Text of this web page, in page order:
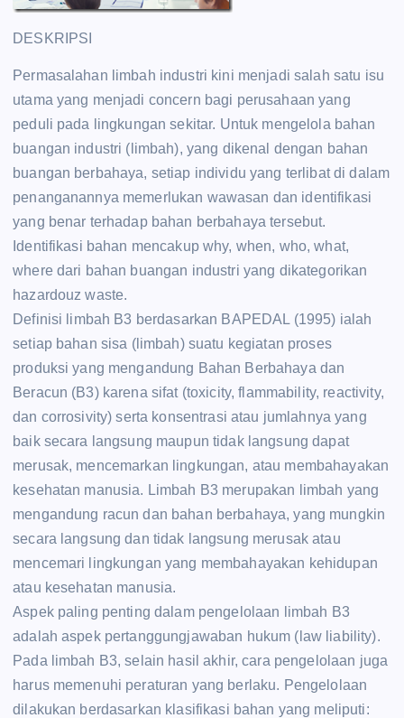
DESKRIPSI
Permasalahan limbah industri kini menjadi salah satu isu
utama yang menjadi concern bagi perusahaan yang
peduli pada lingkungan sekitar. Untuk mengelola bahan
buangan industri (limbah), yang dikenal dengan bahan
buangan berbahaya, setiap individu yang terlibat di dalam
penanganannya memerlukan wawasan dan identifikasi
yang benar terhadap bahan berbahaya tersebut.
Identifikasi bahan mencakup why, when, who, what,
where dari bahan buangan industri yang dikategorikan
hazardouz waste.
Definisi limbah B3 berdasarkan BAPEDAL (1995) ialah
setiap bahan sisa (limbah) suatu kegiatan proses
produksi yang mengandung Bahan Berbahaya dan
Beracun (B3) karena sifat (toxicity, flammability, reactivity,
dan corrosivity) serta konsentrasi atau jumlahnya yang
baik secara langsung maupun tidak langsung dapat
merusak, mencemarkan lingkungan, atau membahayakan
kesehatan manusia. Limbah B3 merupakan limbah yang
mengandung racun dan bahan berbahaya, yang mungkin
secara langsung dan tidak langsung merusak atau
mencemari lingkungan yang membahayakan kehidupan
atau kesehatan manusia.
Aspek paling penting dalam pengelolaan limbah B3
adalah aspek pertanggungjawaban hukum (law liability).
Pada limbah B3, selain hasil akhir, cara pengelolaan juga
harus memenuhi peraturan yang berlaku. Pengelolaan
dilakukan berdasarkan klasifikasi bahan yang meliputi: